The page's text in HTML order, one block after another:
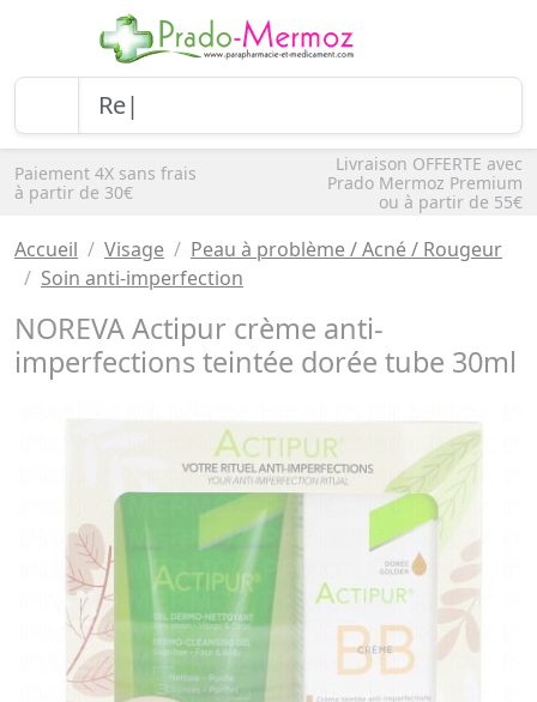
Paiement 4X sans frais
à partir de 30€
Livraison OFFERTE avec
Prado Mermoz Premium
ou à partir de 55€
Accueil Visage
Peau à problème / Acné / Rougeur
Soin anti-imperfection
NOREVA Actipur crème anti-
imperfections teintée dorée tube 30ml